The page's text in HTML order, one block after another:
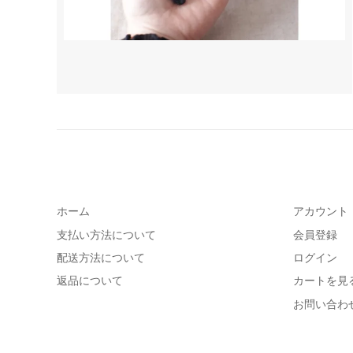
ホーム
支払い方法について
配送方法について
返品について
アカウント
会員登録
ログイン
カートを見
お問い合わ